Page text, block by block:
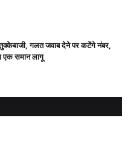
तुक्केबाजी, गलत जवाब देने पर कटेंगे नंबर,
एक समान लागू